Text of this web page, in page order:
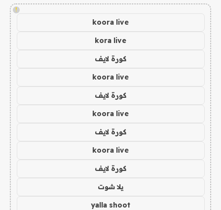
!
koora live
kora live
كورة لايف
koora live
كورة لايف
koora live
كورة لايف
koora live
كورة لايف
يلا شوت
yalla shoot